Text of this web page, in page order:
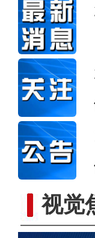
视觉